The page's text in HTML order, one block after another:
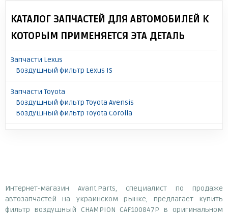
КАТАЛОГ ЗАПЧАСТЕЙ ДЛЯ АВТОМОБИЛЕЙ К
КОТОРЫМ ПРИМЕНЯЕТСЯ ЭТА ДЕТАЛЬ
Запчасти Lexus
Воздушный фильтр Lexus IS
Запчасти Toyota
Воздушный фильтр Toyota Avensis
Воздушный фильтр Toyota Corolla
Интернет-магазин Avant.Parts, специалист по продаже
автозапчастей на украинском рынке, предлагает купить
фильтр воздушный CHAMPION CAF100847P в оригинальном